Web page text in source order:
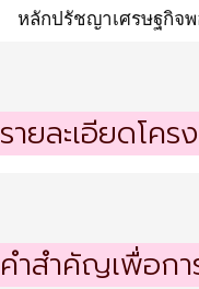
หลักปรัชญาเศรษฐกิจ
รายละเอียดโค
คำสำคัญเพื่อกา